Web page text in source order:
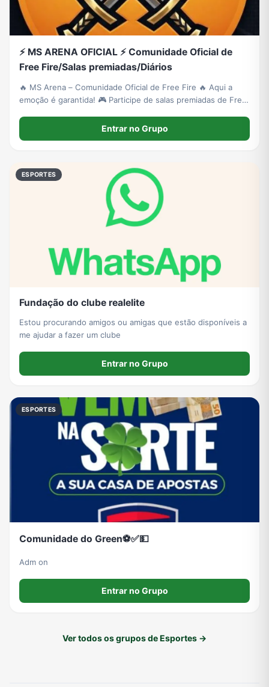
⚡ MS ARENA OFICIAL ⚡ Comunidade Oficial de
Free Fire/Salas premiadas/Diários
🔥 MS Arena – Comunidade Oficial de Free Fire 🔥 Aqui a
emoção é garantida! 🎮 Participe de salas premiadas de Free
R$ 200, receba bonificações por kills e viva partidas cheias
de adrenalina.
Entrar no Grupo
ESPORTES
Fundação do clube realelite
Estou procurando amigos ou amigas que estão disponíveis a
me ajudar a fazer um clube
Entrar no Grupo
ESPORTES
Comunidade do Green⚽️✅💵
Adm on
Entrar no Grupo
Ver todos os grupos de Esportes →